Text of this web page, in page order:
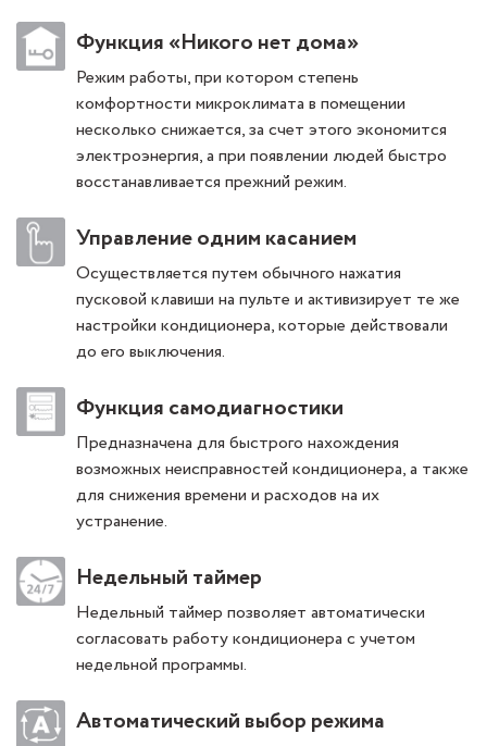
Функция «Никого нет дома»
Режим работы, при котором степень
комфортности микроклимата в помещении
несколько снижается, за счет этого экономится
электроэнергия, а при появлении людей быстро
восстанавливается прежний режим.
Управление одним касанием
Осуществляется путем обычного нажатия
пусковой клавиши на пульте и активизирует те же
настройки кондиционера, которые действовали
до его выключения.
Функция самодиагностики
Предназначена для быстрого нахождения
возможных неисправностей кондиционера, а также
для снижения времени и расходов на их
устранение.
Недельный таймер
Недельный таймер позволяет автоматически
согласовать работу кондиционера с учетом
недельной программы.
Автоматический выбор режима